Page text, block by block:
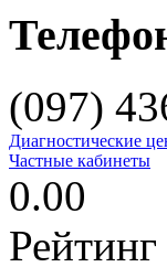
(097)
Диагностические
Частные кабинеты
0.00
Рейтинг